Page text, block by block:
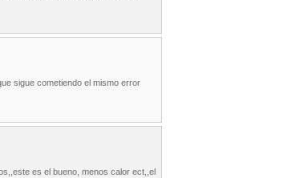
sigue cometiendo el mismo error
es el bueno, menos calor ect,,el